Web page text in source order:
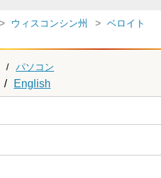
ウィスコンシン州
ベロイト
/ パソコン
/ English